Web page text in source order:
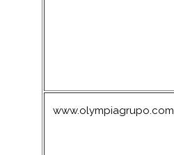
www.olympiagrupo.com